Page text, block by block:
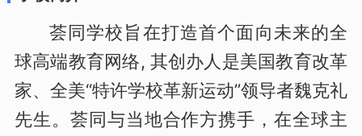
荟同学校旨在打造首个面向未来的全
球高端教育网络, 其创办人是美国教育改革
家、全美“特许学校革新运动”领导者魏克礼
先生。荟同与当地合作方携手，在全球主